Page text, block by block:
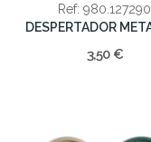
Ref: 980.127290
3,50 €